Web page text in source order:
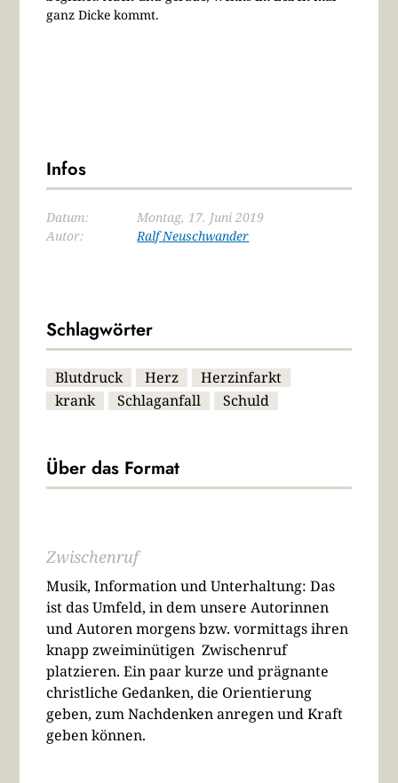
ganz Dicke kommt.
Infos
Datum:
Montag, 17. Juni 2019
Autor:
Ralf Neuschwander
Schlagwörter
Blutdruck Herz
Herzinfarkt
krank
Schlaganfall Schuld
Über das Format
Zwischenruf
Musik, Information und Unterhaltung: Das
ist das Umfeld, in dem unsere Autorinnen
und Autoren morgens bzw. vormittags ihren
knapp zweiminütigen Zwischenruf
platzieren. Ein paar kurze und prägnante
christliche Gedanken, die Orientierung
geben, zum Nachdenken anregen und Kraft
geben können.